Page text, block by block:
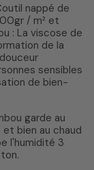
nappé de
/ m² et
: La viscose de
de la
sensibles
de bien-
garde au
bien au chaud
l'humidité 3